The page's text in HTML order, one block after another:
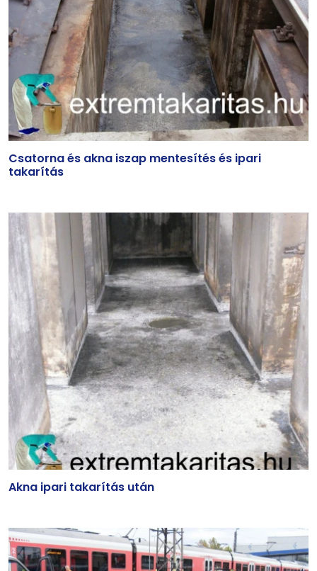
Csatorna és akna iszap mentesítés és ipari
takarítás
Akna ipari takarítás után